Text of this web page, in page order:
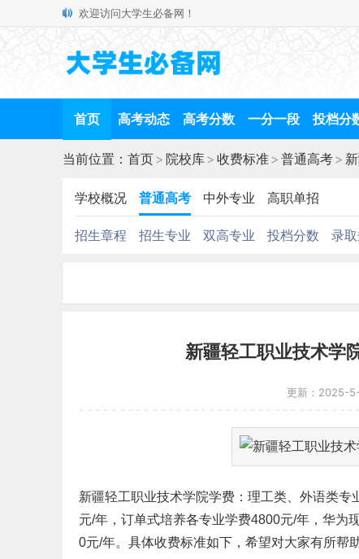
欢迎访问大学生必备网！
首页 高考动态 高考分数 一分一段 投档分
当前位置： 首页> 院校库> 收费标准> 普通高考>
学校概况 普通高考 中外专业 高职单招
招生章程 招生专业 双高专业 投档分数 录
新疆轻工职业技术学
更新：2025-
新疆轻工职业技术学院学费 ： 理工类、外语类专
元/年，订单式培养各专业学费4800元/年，华为
0元/年。具体收费标准如下，希望对大家有所帮